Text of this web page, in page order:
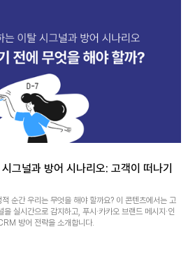
그널과 방어 시나리오: 고객이 떠나기
순간 우리는 무엇을 해야 할까요? 이 콘텐츠에서는 고
실시간으로 감지하고, 푸시·카카오 브랜드 메시지·인
방어 전략을 소개합니다.